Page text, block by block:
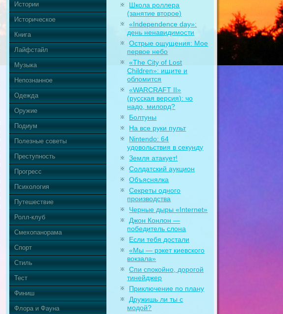
Истории
Историческое
Книга
Лайфстайл
Музыка
Непознанное
Одежда
Оружие
Подиум
Полезные советы
Преступность
Прогресс
Психология
Путешествие
Ролл-клуб
Смехопанорама
Спорт
Стиль
Тест
Финиш
Флора и Фауна
Школа роллера
(занятие второе)
«Independence day»:
день ненавидимости
Острые ощущения: Мое
первое небо
«The City of Lost
Children»: ищите и
обломится
«WARCRAFT II»
(русская версия): чо
надо, милорд?
Болтуны
На все руки пульт
Nintendo: 64
удовольствия в секунду
Земля атакует!
Солдатский аукцион
Объяснялка
Секреты одного
производства
Черные дыры «Internet»
Джон Конлон —
победитель слона
Если тебя достали
«Мы — рэкет киевского
вокзала»
Спи спокойно, дорогой
тинейджер
Приключение по плану
Дружишь ли ты с
модой?